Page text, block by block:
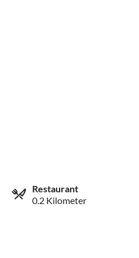
Restaurant
0.2 Kilometer